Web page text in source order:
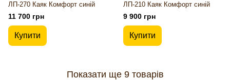
ЛП-270 Каяк Комфорт синій
11 700 грн
Купити
ЛП-210 Каяк Комфорт синій
9 900 грн
Купити
Показати ще 9 товарів